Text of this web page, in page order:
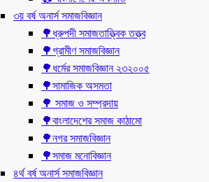
৩য় বর্ষ অনার্স সমাজবিজ্ঞান
🌳ধ্রুপদী সমাজতাত্ত্বিক তত্ত্ব
🌳গ্রামীণ সমাজবিজ্ঞান
🌳ধর্মের সমাজবিজ্ঞান ২৩২০০৫
🌳সামাজিক অসমতা
🌳 সমাজ ও সম্প্রদায়
🌳বাংলাদেশের সমাজ কাঠামো
🌳নগর সমাজবিজ্ঞান
🌳সমাজ মনোবিজ্ঞান
৪র্থ বর্ষ অনার্স সমাজবিজ্ঞান